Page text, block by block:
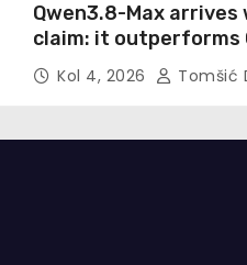
Qwen3.8-Max arrives
claim: it outperforms
Max and Fable 5 on
computer use
Kol 4, 2026 Tomšić